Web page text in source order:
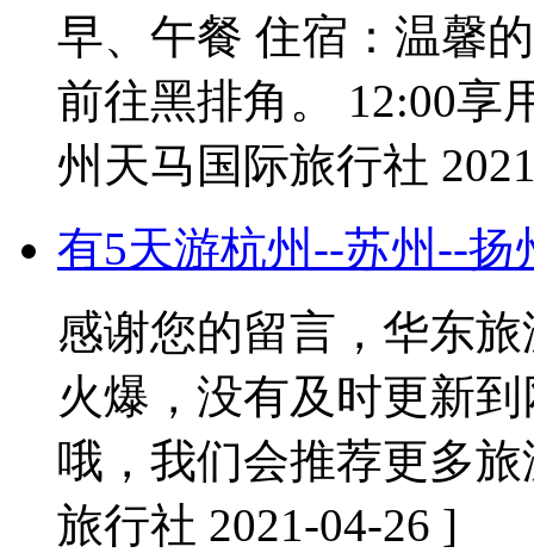
早、午餐 住宿：温馨
前往黑排角。 12:00享
州天马国际旅行社
有5天游杭州--苏州--扬
感谢您的留言，华东
火爆，没有及时更新
哦，我们会推荐更多
旅行社 2021-04-26 ]